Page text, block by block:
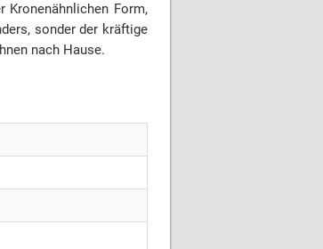
Form,
sonder der kräftige
nach Hause.